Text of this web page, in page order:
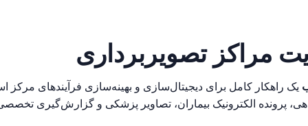
مراکز تصویربرداری
یک راهکار کامل برای دیجیتال‌سازی و بهینه‌سازی فرآیندهای
پرونده الکترونیک بیماران، تصاویر پزشکی و گزارش‌گیری